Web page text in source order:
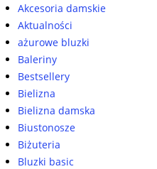
Akcesoria damskie
Aktualności
ażurowe bluzki
Baleriny
Bestsellery
Bielizna
Bielizna damska
Biustonosze
Biżuteria
Bluzki basic